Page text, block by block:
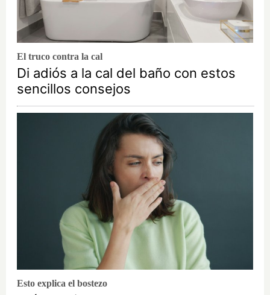
El truco contra la cal
Di adiós a la cal del baño con estos
sencillos consejos
Esto explica el bostezo